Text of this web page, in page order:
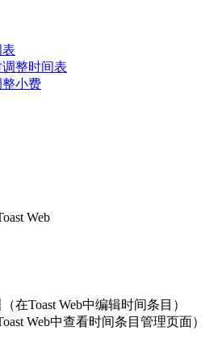
整时间表
小费
Web
（在Toast Web中编辑时间条目）
Web中查看时间条目管理页面）